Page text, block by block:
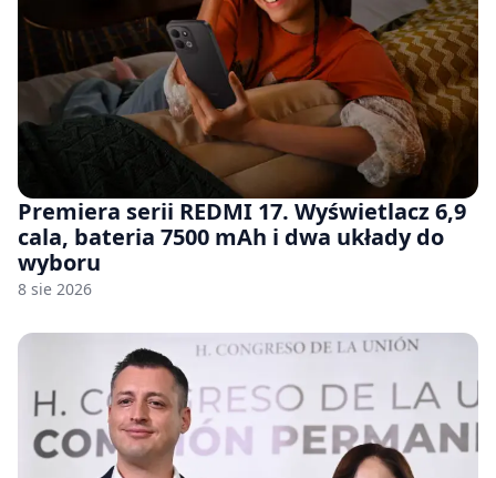
Premiera serii REDMI 17. Wyświetlacz 6,9
cala, bateria 7500 mAh i dwa układy do
wyboru
8 sie 2026